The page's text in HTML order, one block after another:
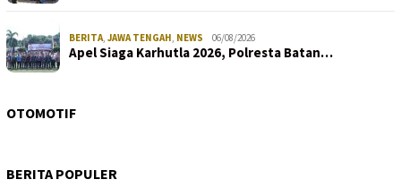
BERITA, JAWA TENGAH, NEWS 06/08/2026
Apel Siaga Karhutla 2026, Polresta Batan…
OTOMOTIF
BERITA POPULER